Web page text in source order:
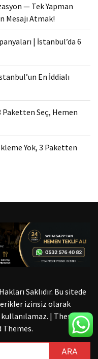
— Tek Yapman
Mesajı Atmak!
| İstanbul’da 6
En İddialı
Paketten Seç, Hemen
Yok, 3 Paketten
Saklıdır. Bu sitede
izinsiz olarak
| Theme:
Themes.